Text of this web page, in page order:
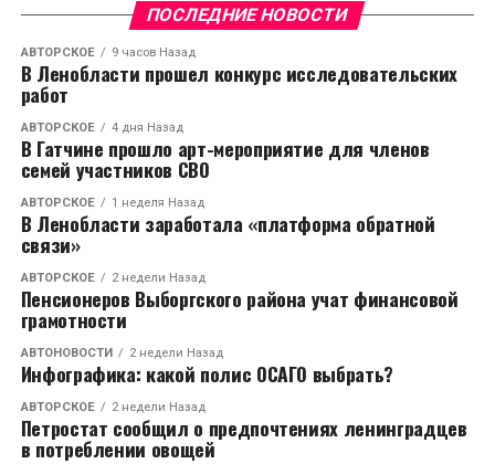
бессмертен! Через связь поколений, мы гордимся
нашими ребятами, кто с оружием в руках защищает
нашу Родину в зоне СВО. Победа будет за нами!
Спасибо за создание музея!"
Центр образования "Кудрово" является лидером
образовательной системы Ленинградской области.
RELATED TOPICS:
CЛЕДУЮЩЕЕ
Акция «Бессмертный полк» будет проводится в
Ленобласти в новых форматах
НЕ ПРОПУСТИТЕ
В Ленобласти прошел автопробег по местам боевой
славы
ПОСЛЕДНИЕ НОВОСТИ
АВТОРСКОЕ 9 часов Назад
В Ленобласти прошел конкурс исследовательских
работ
АВТОРСКОЕ 4 дня Назад
В Гатчине прошло арт-мероприятие для членов
семей участников СВО
АВТОРСКОЕ 1 неделя Назад
В Ленобласти заработала «платформа обратной
связи»
АВТОРСКОЕ 2 недели Назад
Пенсионеров Выборгского района учат финансовой
грамотности
АВТОНОВОСТИ 2 недели Назад
Инфографика: какой полис ОСАГО выбрать?
АВТОРСКОЕ 2 недели Назад
Петростат сообщил о предпочтениях ленинградцев
в потреблении овощей